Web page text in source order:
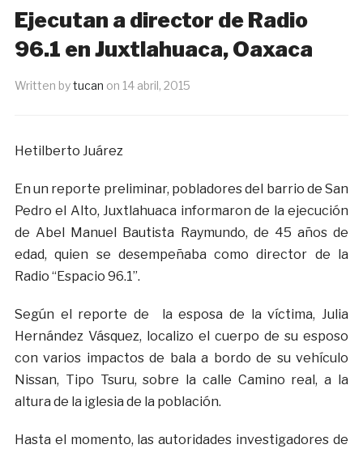
Ejecutan a director de Radio
96.1 en Juxtlahuaca, Oaxaca
Written bytucan on 14 abril, 2015
Hetilberto Juárez
En un reporte preliminar, pobladores del barrio de San
Pedro el Alto, Juxtlahuaca informaron de la ejecución
de Abel Manuel Bautista Raymundo, de 45 años de
edad, quien se desempeñaba como director de la
Radio “Espacio 96.1”.
Según el reporte de la esposa de la víctima, Julia
Hernández Vásquez, localizo el cuerpo de su esposo
con varios impactos de bala a bordo de su vehículo
Nissan, Tipo Tsuru, sobre la calle Camino real, a la
altura de la iglesia de la población.
Hasta el momento, las autoridades investigadores de